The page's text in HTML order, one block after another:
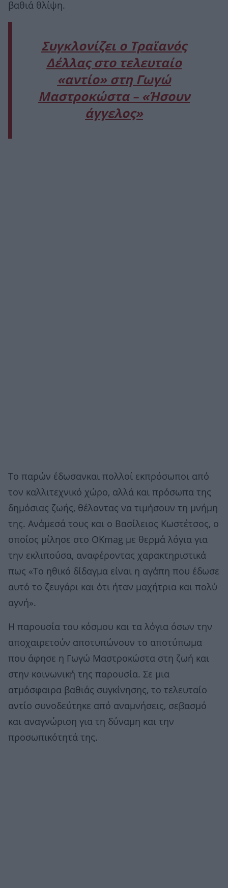
βαθιά θλίψη.
Συγκλονίζει ο Τραϊανός
Δέλλας στο τελευταίο
«αντίο» στη Γωγώ
Μαστροκώστα – «Ήσουν
άγγελος»
Το παρών έδωσανκαι πολλοί εκπρόσωποι από
τον καλλιτεχνικό χώρο, αλλά και πρόσωπα της
δημόσιας ζωής, θέλοντας να τιμήσουν τη μνήμη
της. Ανάμεσά τους και ο Βασίλειος Κωστέτσος, ο
οποίος μίλησε στο OKmag με θερμά λόγια για
την εκλιπούσα, αναφέροντας χαρακτηριστικά
πως «Το ηθικό δίδαγμα είναι η αγάπη που έδωσε
αυτό το ζευγάρι και ότι ήταν μαχήτρια και πολύ
αγνή».
Η παρουσία του κόσμου και τα λόγια όσων την
αποχαιρετούν αποτυπώνουν το αποτύπωμα
που άφησε η Γωγώ Μαστροκώστα στη ζωή και
στην κοινωνική της παρουσία. Σε μια
ατμόσφαιρα βαθιάς συγκίνησης, το τελευταίο
αντίο συνοδεύτηκε από αναμνήσεις, σεβασμό
και αναγνώριση για τη δύναμη και την
προσωπικότητά της.